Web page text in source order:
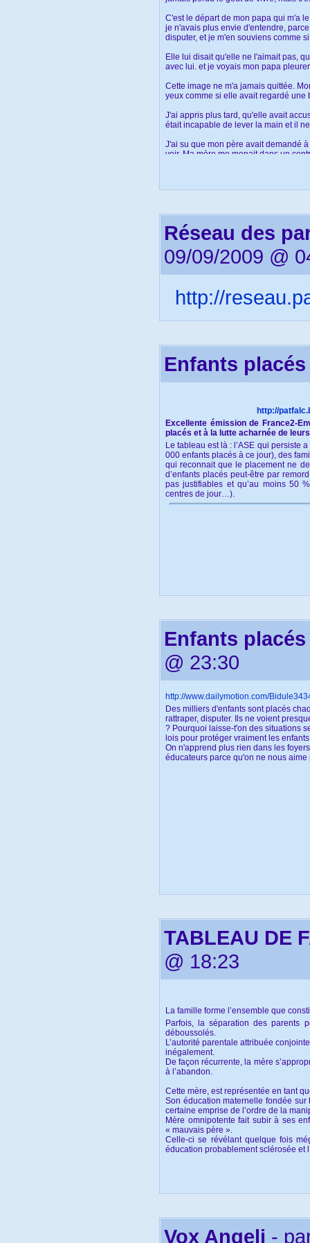
http://
Rapport
C'est le départ de mon papa qui m'a
je n'avais plus envie d'entendre,
disputer, et je m'en souviens comme
Elle lui disait qu'elle ne l'aimait pas,
avec lui. et je voyais mon papa
Cette image ne m'a jamais quittée.
yeux comme si elle avait regardé une
J'ai appris plus tard, qu'elle avait
était incapable de lever la main et il
J'ai su que mon père avait demandé
voir. Ma mère me menait dans un
bonne journée avant mon départ à
et moi ne pouvions nous voir que
Maintenant, j'arrive à vingt-deux ans,
moins quelques bribes.
regretter mon manque d'envies. Elle
raconter ce qui m'ennuyait. Mais
j'entendais dire qu'il fallait que je
Merci de prendre mon témoignage.
Je veux dire que les adultes qui font
Parce que si eux arrivent à se
autorisé les divorces et les
accorder le droit de faire des lois
Merci Céline d'avoir crée ce support.
Réseau des
09/09/2009 @
http://
Enfants placés
http://
Excellente émission de France2-
placés et à la lutte acharnée de
Le tableau est là : l’ASE qui persiste
000 enfants placés à ce jour), des
qui reconnait que le placement ne
d’enfants placés peut-être par
pas justifiables et qu’au moins 50
centres de jour…).
Enfants
@ 23:30
http://www.dailymotion.com/
Des milliers d'enfants sont placés
rattraper, disputer. Ils ne voient
? Pourquoi laisse-t'on des situations
lois pour protéger vraiment les
On n'apprend plus rien dans les
éducateurs parce qu'on ne nous
TABLEAU DE
@ 18:23
La famille forme l’ensemble que
Parfois, la séparation des parents
déboussolés.
L’autorité parentale attribuée
inégalement.
De façon récurrente, la mère
à l’abandon.
Cette mère, est représentée en tant
Son éducation maternelle fondée sur
certaine emprise de l’ordre de la
Mère omnipotente fait subir à ses
« mauvais père ».
Celle-ci se révélant quelque fois
éducation probablement sclérosée et
L’enfant, crédule par son manque
Son manque de prévenance dans
Vox Angeli -